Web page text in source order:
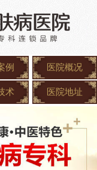
例 医院概况
术 医院地址